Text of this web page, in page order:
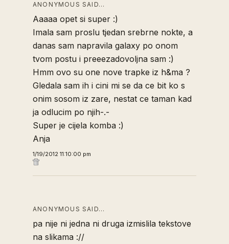
ANONYMOUS SAID…
Aaaaa opet si super :)
Imala sam proslu tjedan srebrne nokte, a
danas sam napravila galaxy po onom
tvom postu i preeezadovoljna sam :)
Hmm ovo su one nove trapke iz h&ma ?
Gledala sam ih i cini mi se da ce bit ko s
onim sosom iz zare, nestat ce taman kad
ja odlucim po njih-.-
Super je cijela komba :)
Anja
1/19/2012 11:10:00 pm
ANONYMOUS SAID…
pa nije ni jedna ni druga izmislila tekstove
na slikama ://